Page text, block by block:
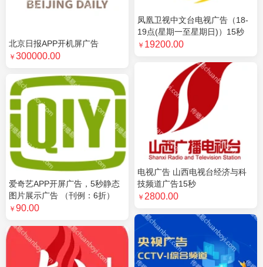
北京日报APP开机屏广告
￥ 300000.00
爱奇艺APP开屏广告，5秒静态
图片展示广告 （刊例：6折）
￥ 90.00
凤凰卫视中文台电视广告（18-
19点(星期一至星期日)）15秒
￥ 19200.00
电视广告 山西电视台经济与科
技频道广告15秒
￥ 2800.00